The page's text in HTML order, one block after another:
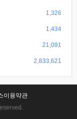
1,326
1,434
21,091
2,833,621
이용약관